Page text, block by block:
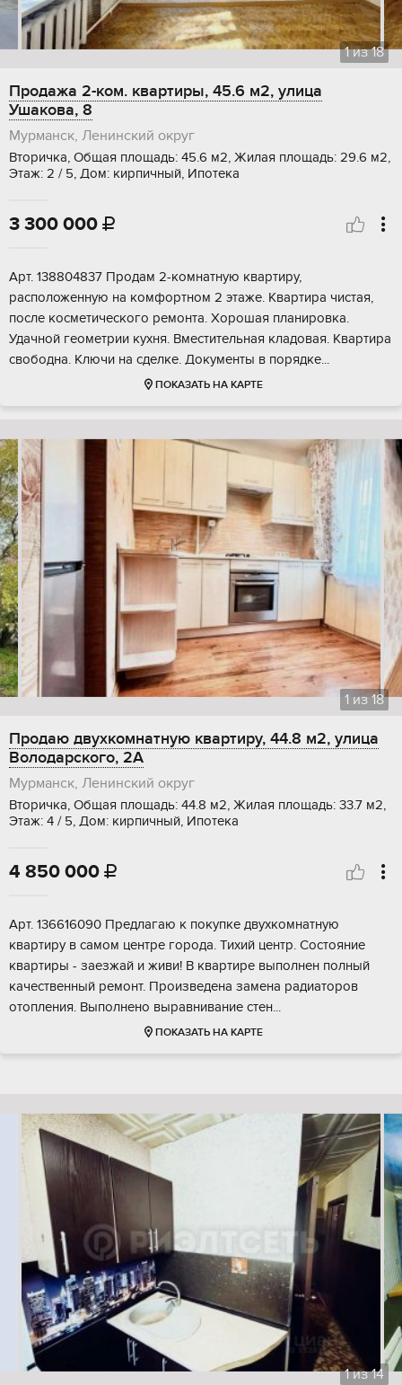
1из18
Продажа 2-ком. квартиры, 45.6 м2, улица
Ушакова, 8
Мурманск, Ленинский округ
Вторичка, Общая площадь: 45.6 м2, Жилая площадь: 29.6 м2,
Этаж: 2 / 5, Дом: кирпичный, Ипотека
3 300 000 
Арт. 138804837 Продам 2-комнатную квартиру,
расположенную на комфортном 2 этаже. Квартира чистая,
после косметического ремонта. Хорошая планировка.
Удачной геометрии кухня. Вместительная кладовая. Квартира
свободна. Ключи на сделке. Документы в порядке...
ПОКАЗАТЬ НА КАРТЕ
1 из18
Продаю двухкомнатную квартиру, 44.8 м2, улица
Володарского, 2А
Мурманск, Ленинский округ
Вторичка, Общая площадь: 44.8 м2, Жилая площадь: 33.7 м2,
Этаж: 4 / 5, Дом: кирпичный, Ипотека
4 850 000 
Арт. 136616090 Предлагаю к покупке двухкомнатную
квартиру в самом центре города. Тихий центр. Состояние
квартиры - заезжай и живи! В квартире выполнен полный
качественный ремонт. Произведена замена радиаторов
отопления. Выполнено выравнивание стен...
ПОКАЗАТЬ НА КАРТЕ
1из14